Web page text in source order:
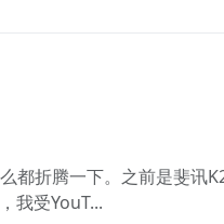
都折腾一下。之前是斐讯
我受YouT...